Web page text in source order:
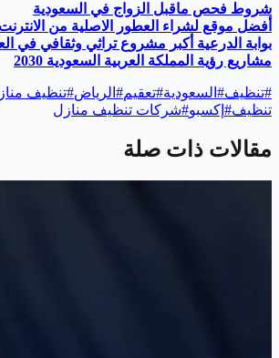
شروط فحص ماقبل الزواج في السعودية
أفضل موقع لشراء العطور الاصلية من
بوابة الدرعية أكبر مشروع تراثي وثقافي في
مشاريع رؤية المملكة العربية السعودية 2030
#تنظيف# السعودية#تعقيم# الرياض#تنظيف
تنظيف# إكسبو#شركات تنظيف منازل
مقالات ذات صلة